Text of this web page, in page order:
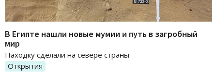
В Египте нашли новые мумии и путь в загробный
мир
Находку сделали на севере страны
Открытия